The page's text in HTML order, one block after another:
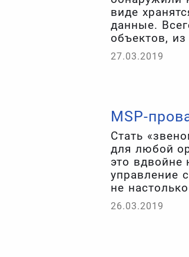
виде
данные.
объектов,
там
такими как
27.03.2019
MSP-
Стать
для любой
это вдвойне
управление
не
уделяют
26.03.2019